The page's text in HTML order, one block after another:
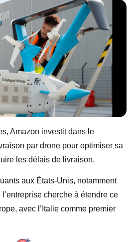
Amazon investit dans le
par drone pour optimiser sa
les délais de livraison.
aux États-Unis, notamment
cherche à étendre ce
avec l’Italie comme premier